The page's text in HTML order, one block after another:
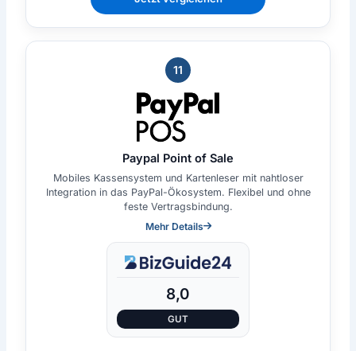
11
Paypal Point of Sale
Mobiles Kassensystem und Kartenleser mit nahtloser
Integration in das PayPal-Ökosystem. Flexibel und ohne
feste Vertragsbindung.
Mehr Details
8,0
GUT